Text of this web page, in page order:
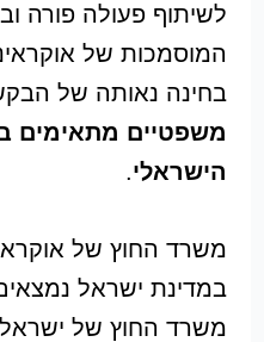
לשיתוף פעולה פורה
המוסמכות של
בחינה נאותה של
משפטיים מתאימים
הישראלי.
משרד החוץ של
במדינת ישראל
משרד החוץ של ישראל